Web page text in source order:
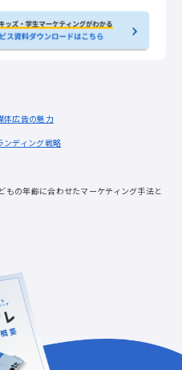
体広告の魅力
ンディング戦略
の年齢に合わせたマーケティング手法と